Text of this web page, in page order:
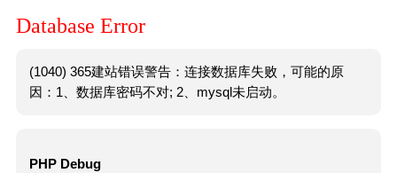
Database Error
(1040) 365建站错误警告：连接数据库失败，可能的原
因：1、数据库密码不对; 2、mysql未启动。
PHP Debug